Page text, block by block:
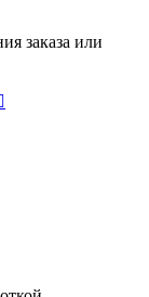
заказа или